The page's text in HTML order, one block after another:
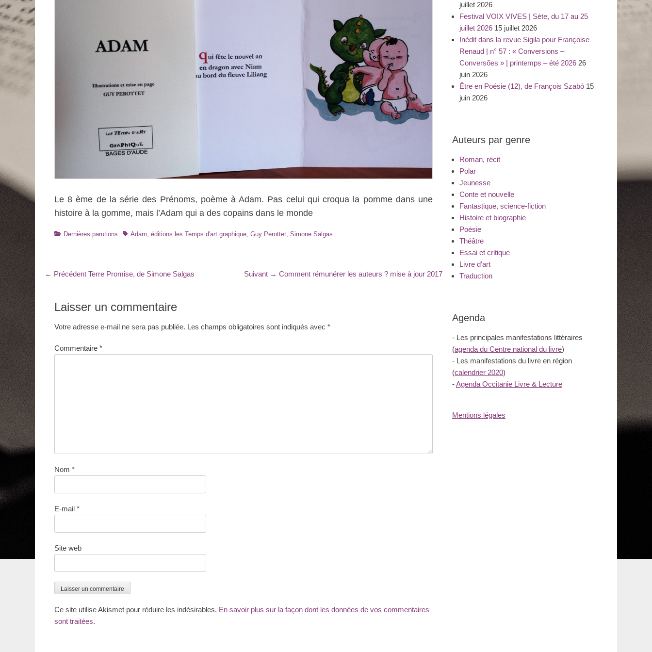
Le 8 ème de la série des Prénoms, poème à Adam. Pas celui qui croqua la pomme dans une
histoire à la gomme, mais l’Adam qui a des copains dans le monde
Catégories
Dernières parutions TagsAdam éditions les Temps d'art graphique Guy Perottet Simone Salgas
Navigation
l’article
← Précédent Article
Terre Promise, de Simone Salgas Suivant → Article
Comment rémunérer les auteurs ? mise à jour 2017
Laisser un commentaire
Votre adresse e-mail ne sera pas publiée. Les champs obligatoires sont indiqués avec *
Commentaire *
Nom *
E-mail *
Site web
Ce site utilise Akismet pour réduire les indésirables. En savoir plus sur la façon dont les données de vos commentaires
sont traitées.
juillet 2026
Festival VOIX VIVES | Sète, du 17 au 25
juillet 2026 15 juillet 2026
Inédit dans la revue Sigila pour Françoise
Renaud | n° 57 : « Conversions –
Conversões » | printemps – été 2026 26
juin 2026
Être en Poésie (12), de François Szabó 15
juin 2026
Auteurs par genre
Roman, récit
Polar
Jeunesse
Conte et nouvelle
Fantastique, science-fiction
Histoire et biographie
Poésie
Théâtre
Essai et critique
Livre d’art
Traduction
Agenda
- Les principales manifestations littéraires
(agenda du Centre national du livre)
- Les manifestations du livre en région
(calendrier 2020)
-Agenda Occitanie Livre & Lecture
Mentions légales